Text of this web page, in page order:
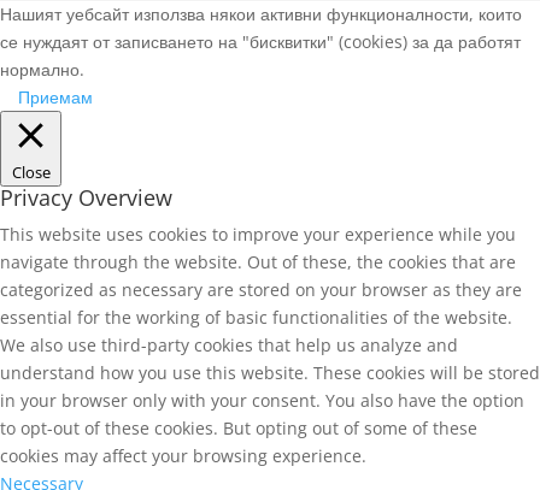
Нашият уебсайт използва някои активни функционалности, които
се нуждаят от записването на "бисквитки" (cookies) за да работят
нормално.
Приемам
Close
Privacy Overview
This website uses cookies to improve your experience while you
navigate through the website. Out of these, the cookies that are
categorized as necessary are stored on your browser as they are
essential for the working of basic functionalities of the website.
We also use third-party cookies that help us analyze and
understand how you use this website. These cookies will be stored
in your browser only with your consent. You also have the option
to opt-out of these cookies. But opting out of some of these
cookies may affect your browsing experience.
Necessary